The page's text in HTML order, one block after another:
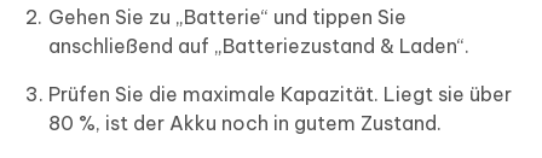
Gehen Sie zu „Batterie“ und tippen Sie
anschließend auf „Batteriezustand & Laden“.
Prüfen Sie die maximale Kapazität. Liegt sie über
80 %, ist der Akku noch in gutem Zustand.